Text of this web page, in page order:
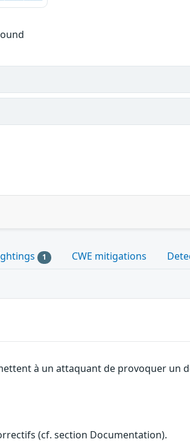
1 CWE mitigations
à un attaquant de provoquer un
(cf. section Documentation).